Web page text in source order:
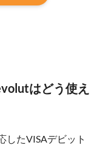
はどう使え
したVISAデビット